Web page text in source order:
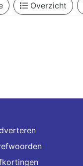
Overzicht